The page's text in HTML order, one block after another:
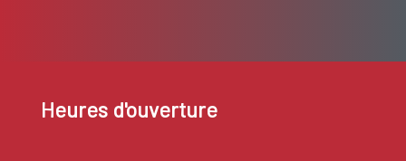
Heures d'ouverture